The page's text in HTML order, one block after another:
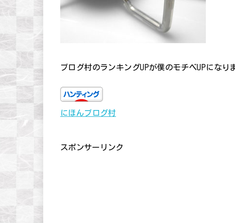
ブログ村のランキングUPが僕のモチベUPになり
にほんブログ村
スポンサーリンク